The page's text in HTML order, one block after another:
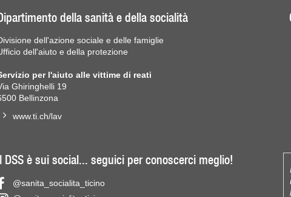
della sanità e della socialità
dell'azione sociale e delle famiglie
dell'aiuto e della protezione
per l'aiuto alle vittime di reati
Ghiringhelli 19
Bellinzona
www.ti.ch/lav
DSS è sui social... seguici per conoscerci meglio!
@sanita_socialita_ticino